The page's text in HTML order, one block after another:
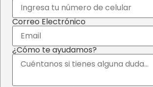
Correo Electrónico
¿Cómo te ayudamos?